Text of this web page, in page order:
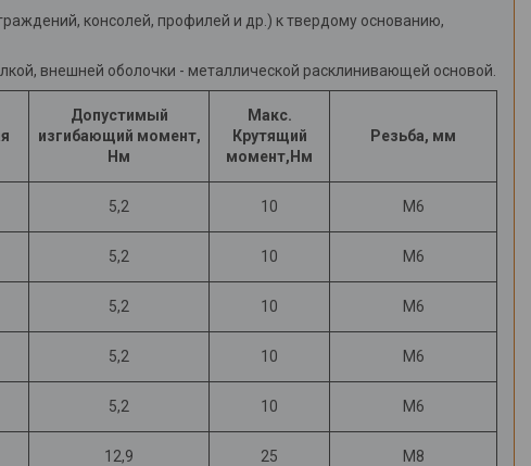
консолей, профилей и др.) к твердому основанию,
внешней оболочки - металлической расклинивающей основой.
Допустимый
изгибающий момент,
Нм
Макс.
Крутящий
момент,Нм
Резьба, мм
5,2 10 М6
5,2 10 М6
5,2 10 М6
5,2 10 М6
5,2 10 М6
12,9 25 М8